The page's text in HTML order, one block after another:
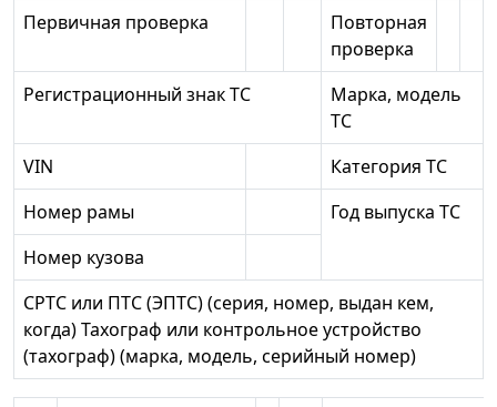
Первичная проверка
Повторная
проверка
Регистрационный знак ТС
Марка, модель
ТС
VIN
Категория ТС
Номер рамы
Год выпуска ТС
Номер кузова
СРТС или ПТС (ЭПТС) (серия, номер, выдан кем,
когда) Тахограф или контрольное устройство
(тахограф) (марка, модель, серийный номер)